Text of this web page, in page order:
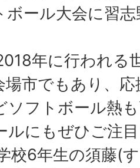
ボール大会に習
年に行われる
場市でもあり、
ソフトボール熱
ルにもぜひご注
校6年生の須藤(